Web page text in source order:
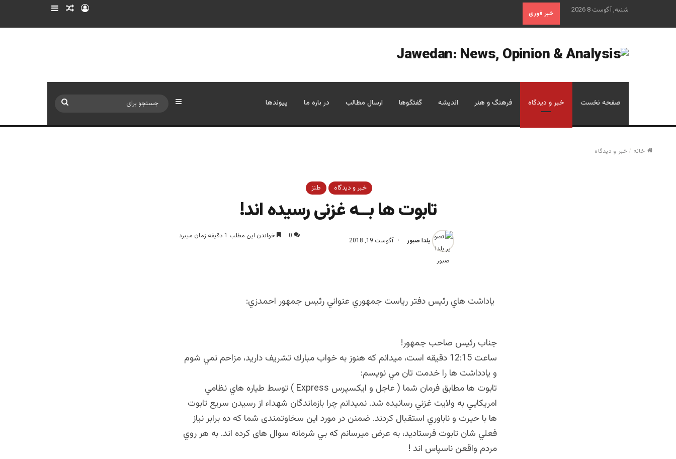
شنبه, آگوست 8 2026 خبر فوری ورود نوشته تصادفی
صفحه نخست خبر و دیدگاه فرهنگ و هنر اندیشه گفتگوها ارسال مطالب در باره ما پیوندها سایدبار
خانه /خبر و دیدگاه
خبر و دیدگاه طنز
تابوت ها بــه غزنی رسيده اند!
یلدا صبور آگوست 19, 2018
0 خواندن این مطلب 1 دقیقه زمان میبرد
ياداشت هاي رئيس دفتر رياست جمهوري عنواني رئيس جمهور احمدزي:​
جناب رئيس صاحب جمهور!​
ساعت 12:15 دقيقه است، ميدانم كه هنوز به خواب مبارك تشريف داريد، مزاحم نمي شوم
و يادداشت ها را خدمت تان مي نويسم:
تابوت ها مطابق فرمان شما ( عاجل و ايكسپرس Express ) توسط طياره هاي نظامي
امريكايي به ولايت غزني رسانيده شد. نميدانم چرا بازماندگان شهداء از رسيدن سريع تابوت
ها با حيرت و ناباوري استقبال كردند. ضمنن در مورد این سخاوتمندی شما که ده برابر نياز
فعلي شان تابوت فرستاديد، به عرض میرسانم که بي شرمانه سوال های كرده اند. به هر روي
مردم واقعن ناسپاس اند !​